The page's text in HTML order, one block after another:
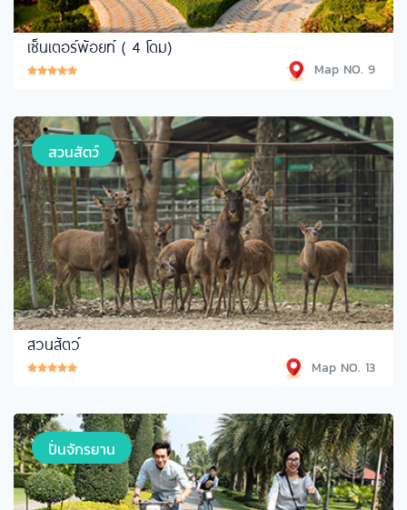
เซ็นเตอร์พ้อยท์ ( 4 โดม)
Map NO. 9
สวนสัตว์
สวนสัตว์
Map NO. 13
ปั่นจักรยาน